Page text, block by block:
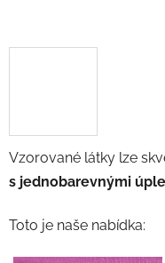
Vzorované látky lze
s jednobarevnými
Toto je naše nabídka: